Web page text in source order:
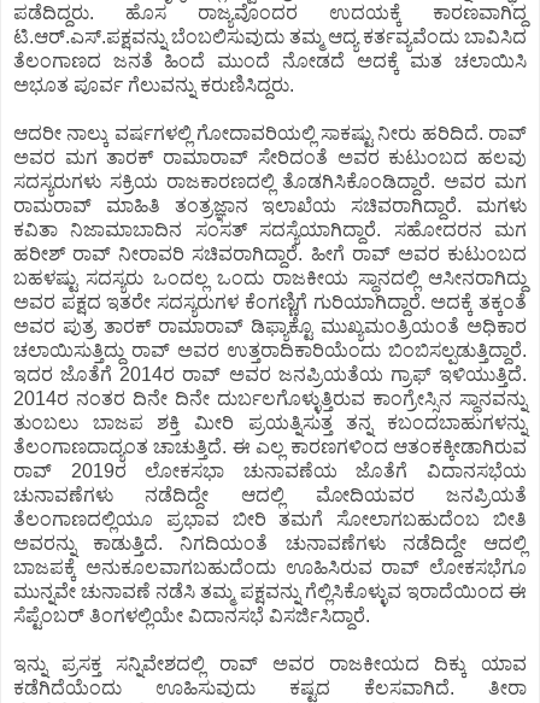
ಪಡೆದಿದ್ದರು. ಹೊಸ ರಾಜ್ಯವೊಂದರ ಉದಯಕ್ಕೆ ಕಾರಣವಾಗಿದ್ದ
ಟಿ.ಆರ್.ಎಸ್.ಪಕ್ಷವನ್ನು ಬೆಂಬಲಿಸುವುದು ತಮ್ಮ ಆದ್ಯ ಕರ್ತವ್ಯವೆಂದು ಬಾವಿಸಿದ
ತೆಲಂಗಾಣದ ಜನತೆ ಹಿಂದೆ ಮುಂದೆ ನೋಡದೆ ಅದಕ್ಕೆ ಮತ ಚಲಾಯಿಸಿ
ಅಭೂತ ಪೂರ್ವ ಗೆಲುವನ್ನು ಕರುಣಿಸಿದ್ದರು.
ಆದರೀ ನಾಲ್ಕು ವರ್ಷಗಳಲ್ಲಿ ಗೋದಾವರಿಯಲ್ಲಿ ಸಾಕಷ್ಟು ನೀರು ಹರಿದಿದೆ. ರಾವ್
ಅವರ ಮಗ ತಾರಕ್ ರಾಮಾರಾವ್ ಸೇರಿದಂತೆ ಅವರ ಕುಟುಂಬದ ಹಲವು
ಸದಸ್ಯರುಗಳು ಸಕ್ರಿಯ ರಾಜಕಾರಣದಲ್ಲಿ ತೊಡಗಿಸಿಕೊಂಡಿದ್ದಾರೆ. ಅವರ ಮಗ
ರಾಮರಾವ್ ಮಾಹಿತಿ ತಂತ್ರಜ್ಞಾನ ಇಲಾಖೆಯ ಸಚಿವರಾಗಿದ್ದಾರೆ. ಮಗಳು
ಕವಿತಾ ನಿಜಾಮಾಬಾದಿನ ಸಂಸತ್ ಸದಸ್ಯೆಯಾಗಿದ್ದಾರೆ. ಸಹೋದರನ ಮಗ
ಹರೀಶ್ ರಾವ್ ನೀರಾವರಿ ಸಚಿವರಾಗಿದ್ದಾರೆ. ಹೀಗೆ ರಾವ್ ಅವರ ಕುಟುಂಬದ
ಬಹಳಷ್ಟು ಸದಸ್ಯರು ಒಂದಲ್ಲ ಒಂದು ರಾಜಕೀಯ ಸ್ಥಾನದಲ್ಲಿ ಆಸೀನರಾಗಿದ್ದು
ಅವರ ಪಕ್ಷದ ಇತರೇ ಸದಸ್ಯರುಗಳ ಕೆಂಗಣ್ಣಿಗೆ ಗುರಿಯಾಗಿದ್ದಾರೆ. ಅದಕ್ಕೆ ತಕ್ಕಂತೆ
ಅವರ ಪುತ್ರ ತಾರಕ್ ರಾಮಾರಾವ್ ಡಿಫ್ಯಾಕ್ಟೊ ಮುಖ್ಯಮಂತ್ರಿಯಂತೆ ಅಧಿಕಾರ
ಚಲಾಯಿಸುತ್ತಿದ್ದು ರಾವ್ ಅವರ ಉತ್ತರಾದಿಕಾರಿಯೆಂದು ಬಿಂಬಿಸಲ್ಪಡುತ್ತಿದ್ದಾರೆ.
ಇದರ ಜೊತೆಗೆ 2014ರ ರಾವ್ ಅವರ ಜನಪ್ರಿಯತೆಯ ಗ್ರಾಫ್ ಇಳಿಯುತ್ತಿದೆ.
2014ರ ನಂತರ ದಿನೇ ದಿನೇ ದುರ್ಬಲಗೊಳ್ಳುತ್ತಿರುವ ಕಾಂಗ್ರೇಸ್ಸಿನ ಸ್ಥಾನವನ್ನು
ತುಂಬಲು ಬಾಜಪ ಶಕ್ತಿ ಮೀರಿ ಪ್ರಯತ್ನಿಸುತ್ತ ತನ್ನ ಕಬಂದಬಾಹುಗಳನ್ನು
ತೆಲಂಗಾಣದಾದ್ಯಂತ ಚಾಚುತ್ತಿದೆ. ಈ ಎಲ್ಲ ಕಾರಣಗಳಿಂದ ಆತಂಕಕ್ಕೀಡಾಗಿರುವ
ರಾವ್ 2019ರ ಲೋಕಸಭಾ ಚುನಾವಣೆಯ ಜೊತೆಗೆ ವಿದಾನಸಭೆಯ
ಚುನಾವಣೆಗಳು ನಡೆದಿದ್ದೇ ಆದಲ್ಲಿ ಮೋದಿಯವರ ಜನಪ್ರಿಯತೆ
ತೆಲಂಗಾಣದಲ್ಲಿಯೂ ಪ್ರಭಾವ ಬೀರಿ ತಮಗೆ ಸೋಲಾಗಬಹುದೆಂಬ ಬೀತಿ
ಅವರನ್ನು ಕಾಡುತ್ತಿದೆ. ನಿಗದಿಯಂತೆ ಚುನಾವಣೆಗಳು ನಡೆದಿದ್ದೇ ಆದಲ್ಲಿ
ಬಾಜಪಕ್ಕೆ ಅನುಕೂಲವಾಗಬಹುದೆಂದು ಊಹಿಸಿರುವ ರಾವ್ ಲೋಕಸಭೆಗೂ
ಮುನ್ನವೇ ಚುನಾವಣೆ ನಡೆಸಿ ತಮ್ಮ ಪಕ್ಷವನ್ನು ಗೆಲ್ಲಿಸಿಕೊಳ್ಳುವ ಇರಾದೆಯಿಂದ ಈ
ಸೆಪ್ಟೆಂಬರ್ ತಿಂಗಳಲ್ಲಿಯೇ ವಿದಾನಸಭೆ ವಿಸರ್ಜಿಸಿದ್ದಾರೆ.
ಇನ್ನು ಪ್ರಸಕ್ತ ಸನ್ನಿವೇಶದಲ್ಲಿ ರಾವ್ ಅವರ ರಾಜಕೀಯದ ದಿಕ್ಕು ಯಾವ
ಕಡೆಗಿದೆಯೆಂದು ಊಹಿಸುವುದು ಕಷ್ಟದ ಕೆಲಸವಾಗಿದೆ. ತೀರಾ